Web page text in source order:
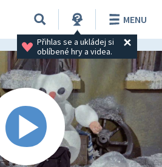
Přihlas se a ukládej si
oblíbené hry a videa.
MENU